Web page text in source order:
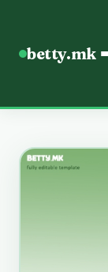
betty.mk